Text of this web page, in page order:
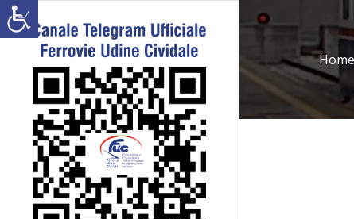
Home